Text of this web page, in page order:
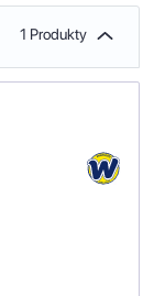
1 Produkty